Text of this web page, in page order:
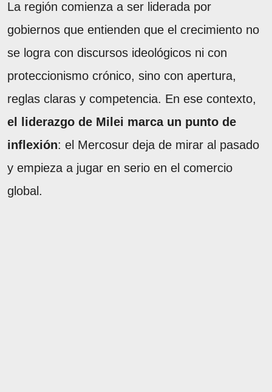
La región comienza a ser liderada por
gobiernos que entienden que el crecimiento no
se logra con discursos ideológicos ni con
proteccionismo crónico, sino con apertura,
reglas claras y competencia. En ese contexto,
el liderazgo de Milei marca un punto de
inflexión: el Mercosur deja de mirar al pasado
y empieza a jugar en serio en el comercio
global.